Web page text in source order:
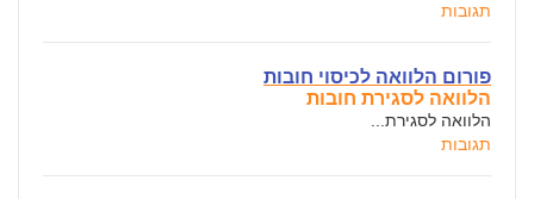
תגובות
פורום הלוואה לכיסוי חובות
הלוואה לסגירת חובות
הלוואה לסגירת...
תגובות